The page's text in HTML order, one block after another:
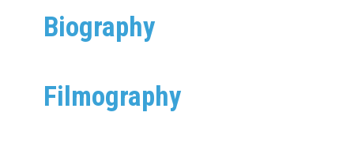
Biography
Filmography